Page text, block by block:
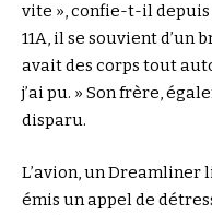
vite », confie-t-il depuis
11A, il se souvient d’un
avait des corps tout
j’ai pu. » Son frère,
disparu.
L’avion, un Dreamliner
émis un appel de